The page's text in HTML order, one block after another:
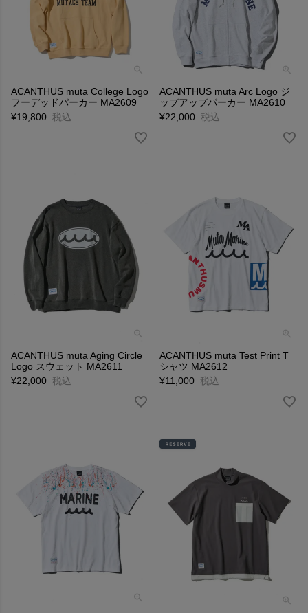
ACANTHUS muta College Logo
フーデッドパーカー MA2609
¥19,800 税込
ACANTHUS muta Arc Logo ジ
ップアップパーカー MA2610
¥22,000 税込
ACANTHUS muta Aging Circle
Logo スウェット MA2611
¥22,000 税込
ACANTHUS muta Test Print T
シャツ MA2612
¥11,000 税込